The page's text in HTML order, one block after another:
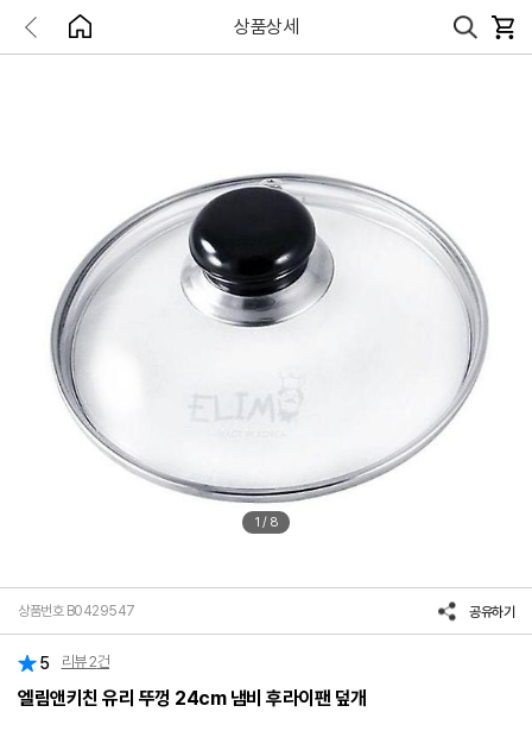
상품상세
1 / 8
상품번호 B0429547 공유하기
5 리뷰2건
엘림앤키친 유리 뚜껑 24cm 냄비 후라이팬 덮개